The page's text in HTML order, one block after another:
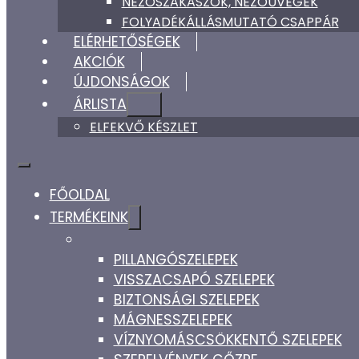
FOLYADÉKÁLLÁSMUTATÓ CSAPPÁR
ELÉRHETŐSÉGEK
AKCIÓK
ÚJDONSÁGOK
ÁRLISTA
ELFEKVŐ KÉSZLET
FŐOLDAL
TERMÉKEINK
PILLANGÓSZELEPEK
VISSZACSAPÓ SZELEPEK
BIZTONSÁGI SZELEPEK
MÁGNESSZELEPEK
VÍZNYOMÁSCSÖKKENTŐ SZELEPEK